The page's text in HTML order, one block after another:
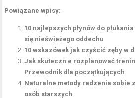
Powiązane wpisy:
10 najlepszych płynów do
się nieświeżego oddechu
10 wskazówek jak czyścić zęby w
Jak skutecznie rozplanować
Przewodnik dla początkujących
Naturalne metody radzenia sobie
osób starszych